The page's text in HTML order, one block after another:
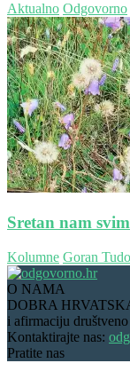
Aktualno Odgovorno
Sretan nam
Kolumne Goran
O NAMA
DOBRA
i afirmaciju
Kontaktirajte nas:
Pratite nas